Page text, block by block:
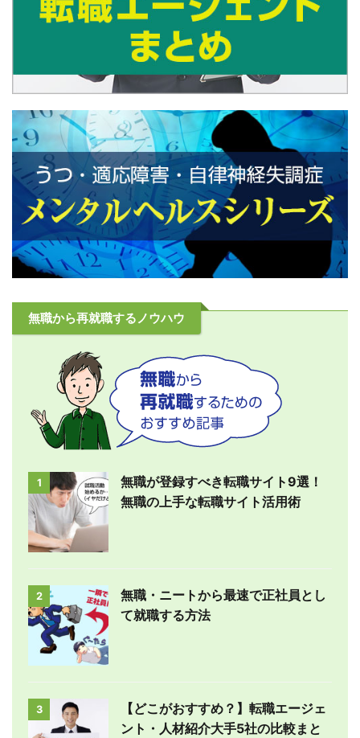
無職から再就職するノウハウ
1
無職が登録すべき転職サイト9選！
無職の上手な転職サイト活用術
2
無職・ニートから最速で正社員とし
て就職する方法
3
【どこがおすすめ？】転職エージェ
ント・人材紹介大手5社の比較まと